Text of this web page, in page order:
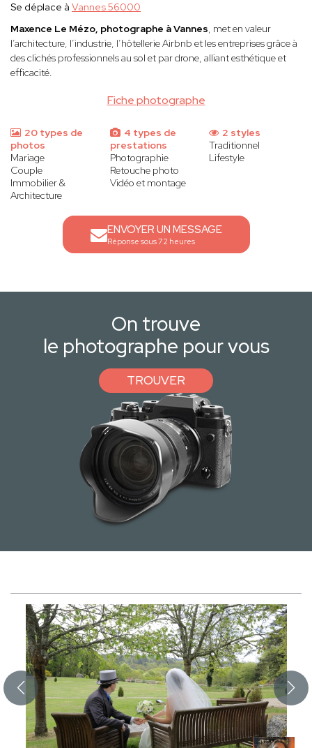
Fiche photographe
Se déplace à Vannes 56000
Maxence Le Mézo, photographe à Vannes, met en valeur
l’architecture, l’industrie, l’hôtellerie Airbnb et les entreprises grâce à
des clichés professionnels au sol et par drone, alliant esthétique et
efficacité.
20 types de
photos
Mariage
Couple
Immobilier &
Architecture
4 types de
prestations
Photographie
Retouche photo
Vidéo et montage
2 styles
Traditionnel
Lifestyle
ENVOYER UN MESSAGE
Réponse sous 72 heures
On trouve
le photographe pour vous
TROUVER